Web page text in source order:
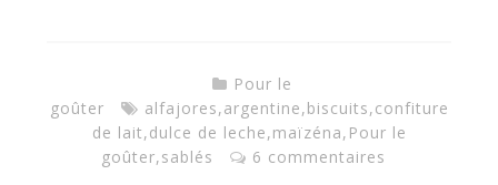
Pour le
goûter
alfajores,argentine,biscuits,confiture
de lait,dulce de leche,maïzéna, Pour le
goûter,sablés 6 commentaires